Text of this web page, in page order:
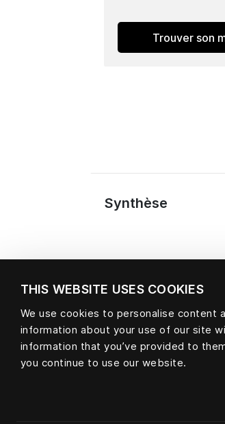
THIS WEBSITE USES COOKIES
We use cookies to personalise content
information about your use of our site
information that you’ve provided to
you continue to use our website.
Trouver son
Synthèse
Matière